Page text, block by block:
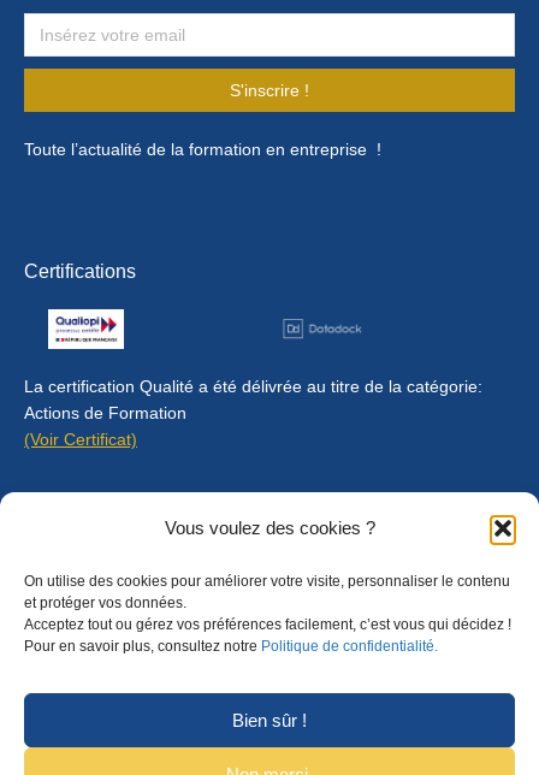
Vous voulez des cookies ?
On utilise des cookies pour améliorer votre visite, personnaliser le contenu
et protéger vos données.
Acceptez tout ou gérez vos préférences facilement, c’est vous qui décidez !
Pour en savoir plus, consultez notre Politique de confidentialité.
Bien sûr !
S'inscrire !
Toute l’actualité de la formation en entreprise !
Certifications
La certification Qualité a été délivrée au titre de la catégorie:
Actions de Formation
(Voir Certificat)
Règlement intérieur
CGU
CGV